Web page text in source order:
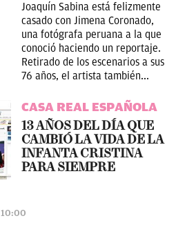
Joaquín Sabina está felizmente
casado con Jimena Coronado,
una fotógrafa peruana a la que
conoció haciendo un reportaje.
Retirado de los escenarios a sus
76 años, el artista también...
CASA REAL ESPAÑOLA
13 AÑOS DEL DÍA QUE
CAMBIÓ LA VIDA DE LA
INFANTA CRISTINA
PARA SIEMPRE
10:00